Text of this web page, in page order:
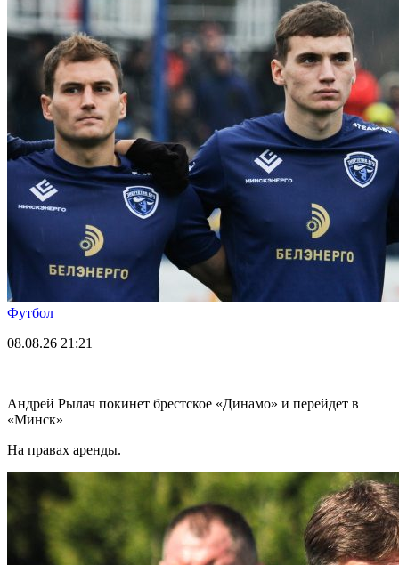
Футбол
08.08.26 21:21
Андрей Рылач покинет брестское «Динамо» и перейдет в
«Минск»
На правах аренды.